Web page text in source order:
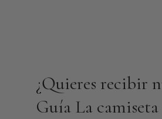
¿Quieres recibir
Guía La